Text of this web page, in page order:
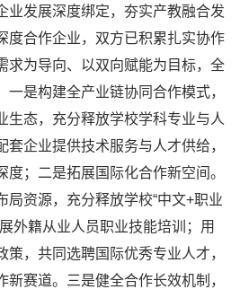
业发展深度绑定，夯实产教融合发
度合作企业，双方已积累扎实协作
求为导向、以双向赋能为目标，全
一是构建全产业链协同合作模式，
生态，充分释放学校学科专业与人
企业提供技术服务与人才供给，
；二是拓展国际化合作新空间。
局资源，充分释放学校“中文+职业
外籍从业人员职业技能培训；用
策，共同选聘国际优秀专业人才，
赛道。三是健全合作长效机制，